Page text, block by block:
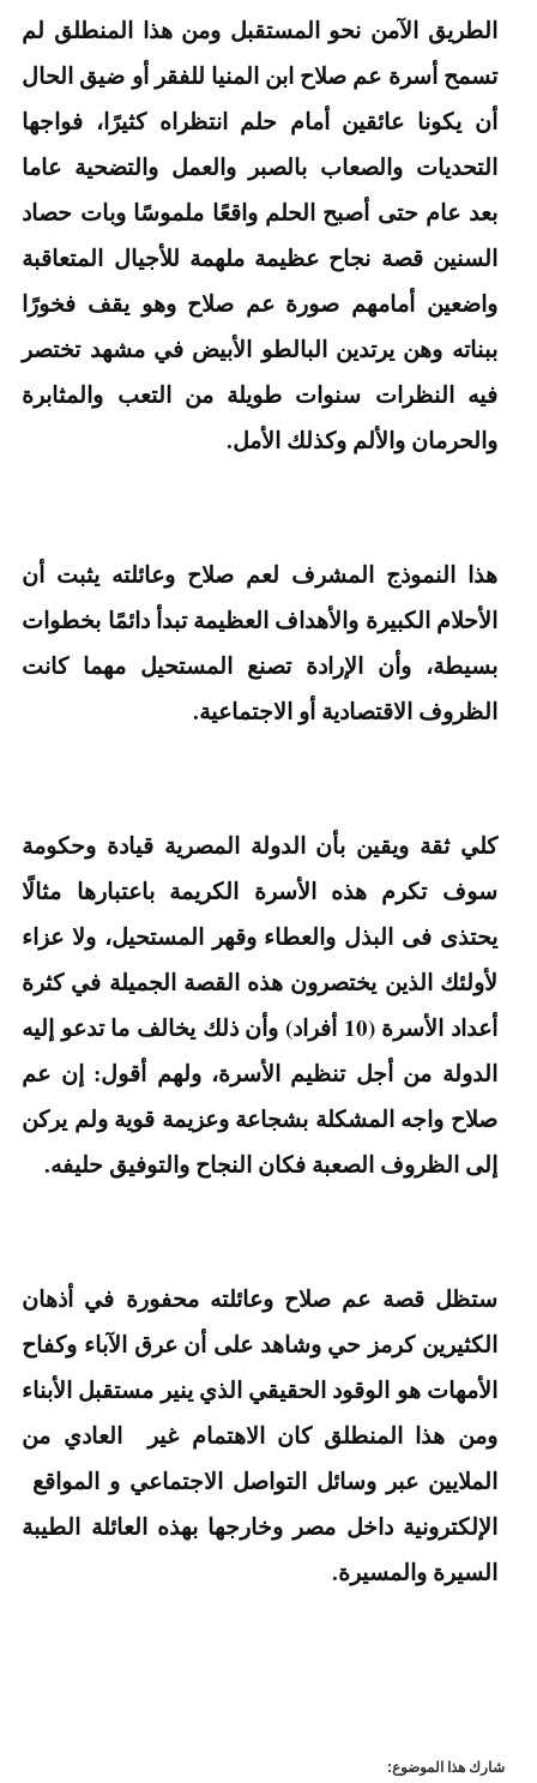
الطريق الآمن نحو المستقبل ومن هذا المنطلق لم
تسمح أسرة عم صلاح ابن المنيا للفقر أو ضيق الحال
أن يكونا عائقين أمام حلم انتظراه كثيرًا، فواجها
التحديات والصعاب بالصبر والعمل والتضحية عاما
بعد عام حتى أصبح الحلم واقعًا ملموسًا وبات حصاد
السنين قصة نجاح عظيمة ملهمة للأجيال المتعاقبة
واضعين أمامهم صورة عم صلاح وهو يقف فخورًا
ببناته وهن يرتدين البالطو الأبيض في مشهد تختصر
فيه النظرات سنوات طويلة من التعب والمثابرة
والحرمان والألم وكذلك الأمل.
هذا النموذج المشرف لعم صلاح وعائلته يثبت أن
الأحلام الكبيرة والأهداف العظيمة تبدأ دائمًا بخطوات
بسيطة، وأن الإرادة تصنع المستحيل مهما كانت
الظروف الاقتصادية أو الاجتماعية.
كلي ثقة ويقين بأن الدولة المصرية قيادة وحكومة
سوف تكرم هذه الأسرة الكريمة باعتبارها مثالًا
يحتذى فى البذل والعطاء وقهر المستحيل، ولا عزاء
لأولئك الذين يختصرون هذه القصة الجميلة في كثرة
أعداد الأسرة (10 أفراد) وأن ذلك يخالف ما تدعو إليه
الدولة من أجل تنظيم الأسرة، ولهم أقول: إن عم
صلاح واجه المشكلة بشجاعة وعزيمة قوية ولم يركن
إلى الظروف الصعبة فكان النجاح والتوفيق حليفه.
ستظل قصة عم صلاح وعائلته محفورة في أذهان
الكثيرين كرمز حي وشاهد على أن عرق الآباء وكفاح
الأمهات هو الوقود الحقيقي الذي ينير مستقبل الأبناء
ومن هذا المنطلق كان الاهتمام غير العادي من
الملايين عبر وسائل التواصل الاجتماعي و المواقع
الإلكترونية داخل مصر وخارجها بهذه العائلة الطيبة
السيرة والمسيرة.
شارك هذا الموضوع: